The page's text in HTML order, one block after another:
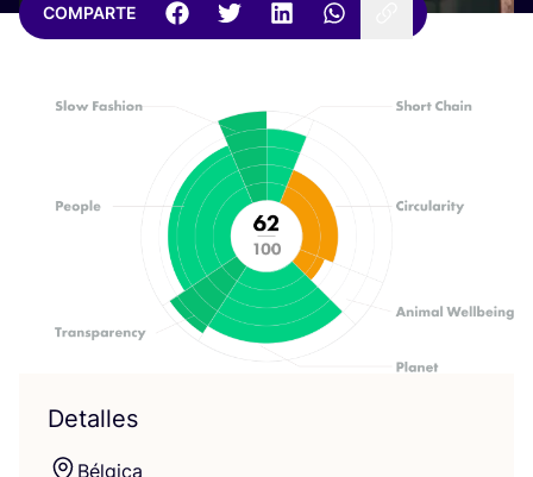
COMPARTE
Detalles
Bél­gi­ca